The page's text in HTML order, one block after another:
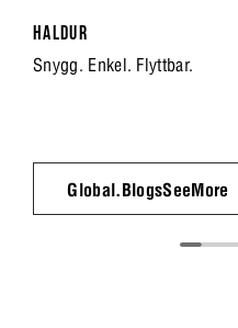
HALDUR
Snygg. Enkel. Flyttbar.
Global.BlogsSeeMore